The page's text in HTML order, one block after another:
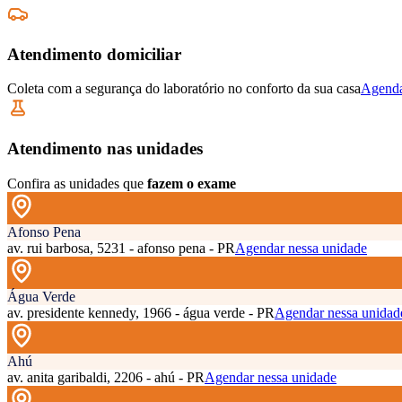
Atendimento domiciliar
Coleta com a segurança do laboratório no conforto da sua casa
Atendimento nas unidades
Confira as unidades que fazem o exame
Afonso Pena
av. rui barbosa, 5231 - afonso pena - PRAgendar nessa unidade
Água Verde
av. presidente kennedy, 1966 - água verde - PRAgendar nessa
Ahú
av. anita garibaldi, 2206 - ahú - PRAgendar nessa unidade